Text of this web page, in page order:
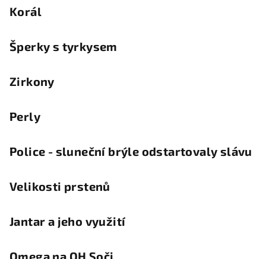
Korál
Šperky s tyrkysem
Zirkony
Perly
Police - sluneční brýle odstartovaly slávu
Velikosti prstenů
Jantar a jeho využití
Omega na OH Soči